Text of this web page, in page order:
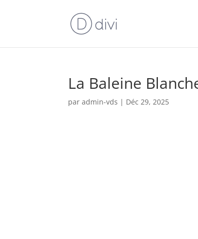
La Baleine
paradmin-vds | Déc 29, 2025